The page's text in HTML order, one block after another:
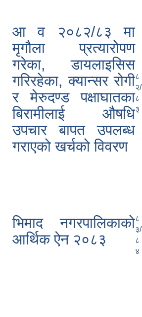
आ व २०८२/८३ मा
मृगौला प्रत्यारोपण
गरेका, डायलाइसिस
गरिरहेका, क्यान्सर रोगी
र मेरुदण्ड पक्षाघातका
बिरामीलाई औषधि
उपचार बापत उपलब्ध
गराएको खर्चको विवरण
८
२/
८
३
भिमाद नगरपालिकाको
आर्थिक ऐन २०८३
८
३/
८
४